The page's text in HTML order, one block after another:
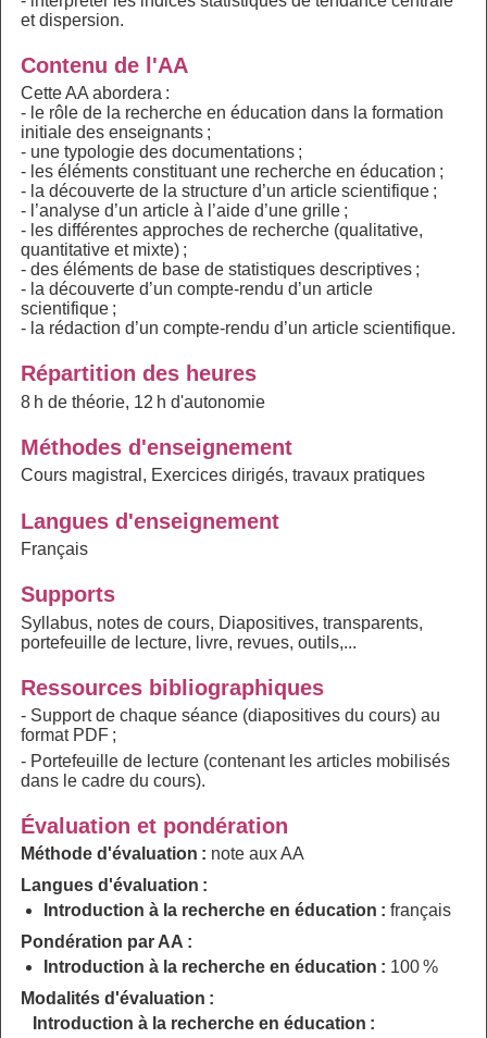
et dispersion.
Contenu de l'AA
Cette AA abordera :
- le rôle de la recherche en éducation dans la formation
initiale des enseignants ;
- une typologie des documentations ;
- les éléments constituant une recherche en éducation ;
- la découverte de la structure d’un article scientifique ;
- l’analyse d’un article à l’aide d’une grille ;
- les différentes approches de recherche (qualitative,
quantitative et mixte) ;
- des éléments de base de statistiques descriptives ;
- la découverte d’un compte-rendu d’un article
scientifique ;
- la rédaction d’un compte-rendu d’un article scientifique.
Répartition des heures
8 h de théorie, 12 h d'autonomie
Méthodes d'enseignement
Cours magistral, Exercices dirigés, travaux pratiques
Langues d'enseignement
Français
Supports
Syllabus, notes de cours, Diapositives, transparents,
portefeuille de lecture, livre, revues, outils,...
Ressources bibliographiques
- Support de chaque séance (diapositives du cours) au
format PDF ;
- Portefeuille de lecture (contenant les articles mobilisés
dans le cadre du cours).
Évaluation et pondération
Méthode d'évaluation : note aux AA
Langues d'évaluation :
Introduction à la recherche en éducation :français
Pondération par AA :
Introduction à la recherche en éducation : 100 %
Modalités d'évaluation :
Introduction à la recherche en éducation :